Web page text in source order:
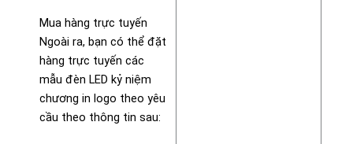
Mua hàng trực tuyến
Ngoài ra, bạn có thể đặt
hàng trực tuyến các
mẫu đèn LED kỷ niệm
chương in logo theo yêu
cầu theo thông tin sau: